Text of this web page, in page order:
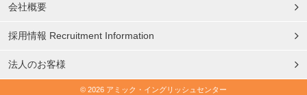
会社概要
採用情報 Recruitment Information
法人のお客様
© 2026 アミック・イングリッシュセンター